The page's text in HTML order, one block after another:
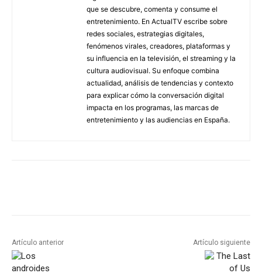
que se descubre, comenta y consume el
entretenimiento. En ActualTV escribe sobre
redes sociales, estrategias digitales,
fenómenos virales, creadores, plataformas y
su influencia en la televisión, el streaming y la
cultura audiovisual. Su enfoque combina
actualidad, análisis de tendencias y contexto
para explicar cómo la conversación digital
impacta en los programas, las marcas de
entretenimiento y las audiencias en España.
Artículo anterior Artículo siguiente